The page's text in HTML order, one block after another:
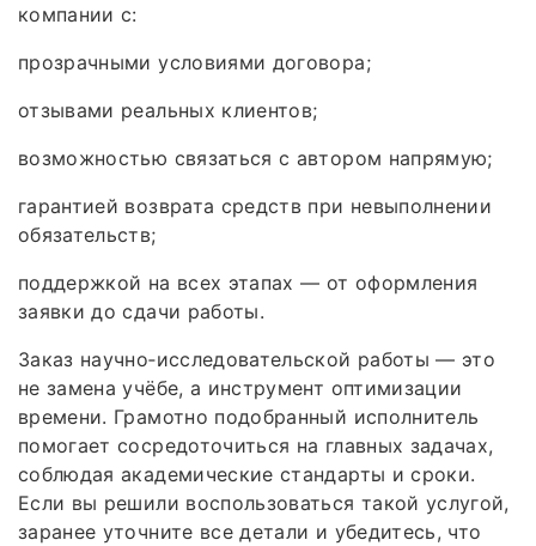
компании с:
прозрачными условиями договора;
отзывами реальных клиентов;
возможностью связаться с автором напрямую;
гарантией возврата средств при невыполнении
обязательств;
поддержкой на всех этапах — от оформления
заявки до сдачи работы.
Заказ научно‑исследовательской работы — это
не замена учёбе, а инструмент оптимизации
времени. Грамотно подобранный исполнитель
помогает сосредоточиться на главных задачах,
соблюдая академические стандарты и сроки.
Если вы решили воспользоваться такой услугой,
заранее уточните все детали и убедитесь, что